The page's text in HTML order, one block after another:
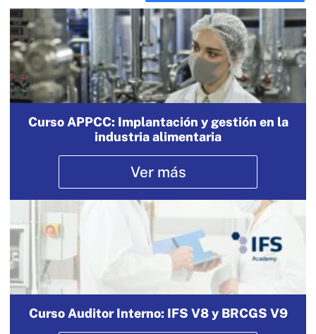
Curso APPCC: Implantación y gestión en la
industria alimentaria
Ver más
Curso Auditor Interno: IFS V8 y BRCGS V9